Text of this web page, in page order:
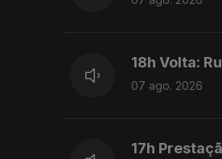
18h Volta:
07 ago. 2026
17h